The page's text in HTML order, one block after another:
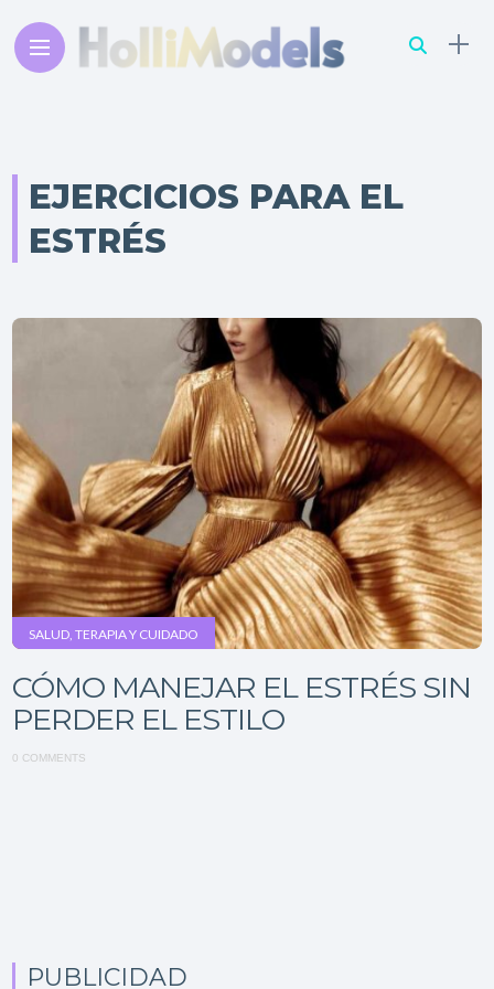
EJERCICIOS PARA EL
ESTRÉS
SALUD, TERAPIA Y CUIDADO
CÓMO MANEJAR EL ESTRÉS SIN
PERDER EL ESTILO
0 COMMENTS
PUBLICIDAD